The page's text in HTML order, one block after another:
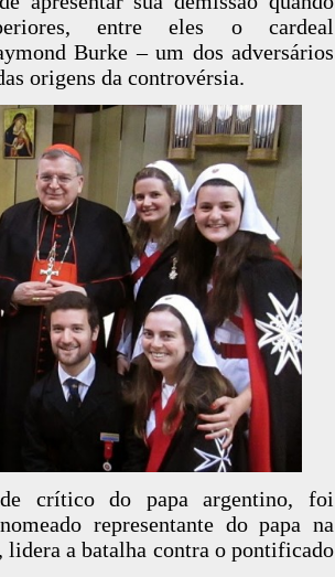
entre eles o cardeal
Burke – um dos adversários
origens da controvérsia.
crítico do papa argentino, foi
representante do papa na
lidera a batalha contra o pontificado